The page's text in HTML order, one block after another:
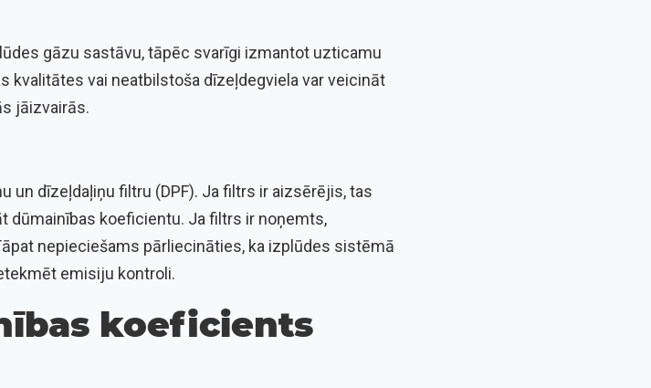
gāzu sastāvu, tāpēc svarīgi izmantot uzticamu
kvalitātes vai neatbilstoša dīzeļdegviela var veicināt
jāizvairās.
un dīzeļdaļiņu filtru (DPF). Ja filtrs ir aizsērējis, tas
dūmainības koeficientu. Ja filtrs ir noņemts,
nepieciešams pārliecināties, ka izplūdes sistēmā
emisiju kontroli.
koeficients